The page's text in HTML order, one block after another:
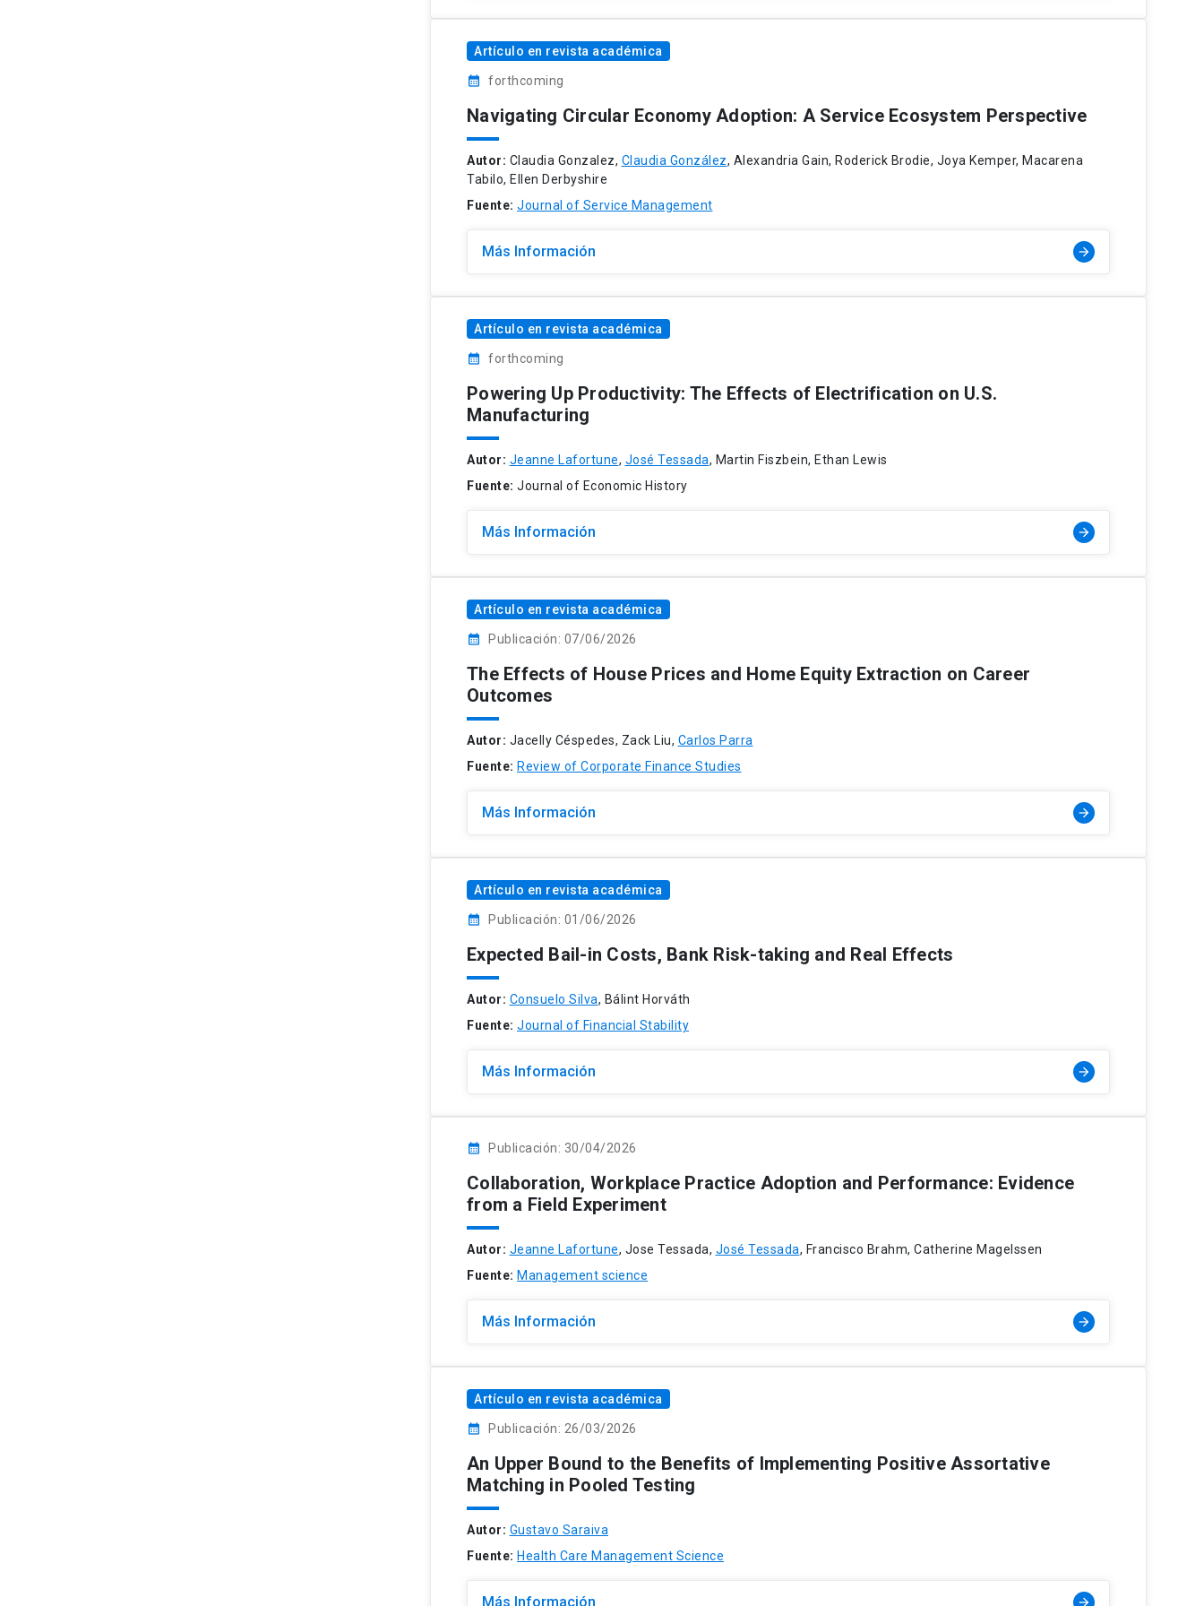
Artículo en revista académica
calendar_month forthcoming
Navigating Circular Economy Adoption: A Service Ecosystem Perspective
Autor: Claudia Gonzalez, Claudia González, Alexandria Gain, Roderick Brodie, Joya Kemper, Macarena
Tabilo, Ellen Derbyshire
Fuente: Journal of Service Management
Más Información arrow_forward
Artículo en revista académica
calendar_month forthcoming
Powering Up Productivity: The Effects of Electrification on U.S.
Manufacturing
Autor: Jeanne Lafortune, José Tessada, Martin Fiszbein, Ethan Lewis
Fuente: Journal of Economic History
Más Información arrow_forward
Artículo en revista académica
calendar_month Publicación: 07/06/2026
The Effects of House Prices and Home Equity Extraction on Career
Outcomes
Autor: Jacelly Céspedes, Zack Liu, Carlos Parra
Fuente: Review of Corporate Finance Studies
Más Información arrow_forward
Artículo en revista académica
calendar_month Publicación: 01/06/2026
Expected Bail-in Costs, Bank Risk-taking and Real Effects
Autor: Consuelo Silva, Bálint Horváth
Fuente: Journal of Financial Stability
Más Información arrow_forward
calendar_month Publicación: 30/04/2026
Collaboration, Workplace Practice Adoption and Performance: Evidence
from a Field Experiment
Autor: Jeanne Lafortune, Jose Tessada, José Tessada, Francisco Brahm, Catherine Magelssen
Fuente: Management science
Más Información arrow_forward
Artículo en revista académica
calendar_month Publicación: 26/03/2026
An Upper Bound to the Benefits of Implementing Positive Assortative
Matching in Pooled Testing
Autor: Gustavo Saraiva
Fuente: Health Care Management Science
Más Información arrow_forward